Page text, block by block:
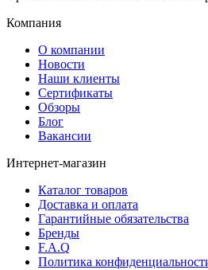
Компания
О компании
Новости
Наши клиенты
Сертификаты
Обзоры
Блог
Вакансии
Интернет-магазин
Каталог товаров
Доставка и оплата
Гарантийные обязательства
Бренды
F.A.Q
Политика